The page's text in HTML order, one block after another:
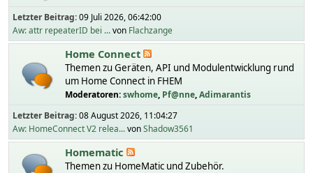
Letzter Beitrag:09 Juli 2026, 06:42:00
Aw: attr repeaterID bei ...von Flachzange
Home Connect
Themen zu Geräten, API und Modulentwicklung rund
um Home Connect in FHEM
Moderatoren:swhome, Pf@nne,Adimarantis
Letzter Beitrag:08 August 2026, 11:04:27
Aw: HomeConnect V2 relea...vonShadow3561
Homematic
Themen zu HomeMatic und Zubehör.